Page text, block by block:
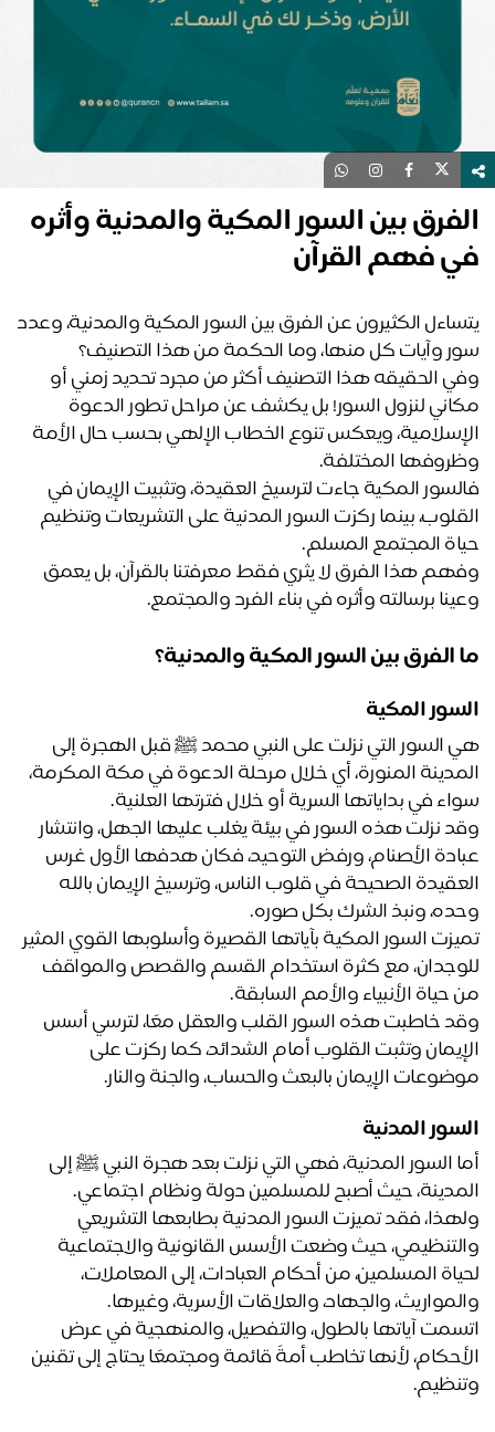
بين السور المكية والمدنية وأثره
فهم القرآن
يتساءل الكثيرون عن الفرق بين السور المكية والمدنية، وعدد
وآيات كل منها، وما الحكمة من هذا التصنيف؟
وفي الحقيقه هذا التصنيف أكثر من مجرد تحديد زمني أو
مكاني لنزول السور! بل يكشف عن مراحل تطور الدعوة
الإسلامية، ويعكس تنوع الخطاب الإلهي بحسب حال الأمة
المختلفة.
القلوب، بينما ركزت السور المدنية على التشريعات وتنظيم
المجتمع المسلم.
وفهم هذا الفرق لا يثري فقط معرفتنا بالقرآن، بل يعمق
برسالته وأثره في بناء الفرد والمجتمع.
الفرق بين السور المكية والمدنية؟
المكية
هي السور التي نزلت على النبي محمد ﷺ قبل الهجرة إلى
المدينة المنورة، أي خلال مرحلة الدعوة في مكة المكرمة،
في بداياتها السرية أو خلال فترتها العلنية.
وقد نزلت هذه السور في بيئة يغلب عليها الجهل، وانتشار
عبادة الأصنام، ورفض التوحيد، فكان هدفها الأول غرس
العقيدة الصحيحة في قلوب الناس، وترسيخ الإيمان بالله
ونبذ الشرك بكل صوره.
تميزت السور المكية بآياتها القصيرة وأسلوبها القوي المثير
للوجدان، مع كثرة استخدام القسم والقصص والمواقف
حياة الأنبياء والأمم السابقة.
وقد خاطبت هذه السور القلب والعقل معًا، لترسي أسس
الإيمان وتثبت القلوب أمام الشدائد، كما ركزت على
الإيمان بالبعث والحساب، والجنة والنار.
المدنية
أما السور المدنية، فهي التي نزلت بعد هجرة النبي ﷺ إلى
حيث أصبح للمسلمين دولة ونظام اجتماعي.
ولهذا، فقد تميزت السور المدنية بطابعها التشريعي
والتنظيمي، حيث وضعت الأسس القانونية والاجتماعية
لحياة المسلمين، من أحكام العبادات، إلى المعاملات،
والجهاد، والعلاقات الأسرية، وغيرها.
اتسمت آياتها بالطول، والتفصيل، والمنهجية في عرض
الأحكام، لأنها تخاطب أمةً قائمة ومجتمعًا يحتاج إلى تقنين